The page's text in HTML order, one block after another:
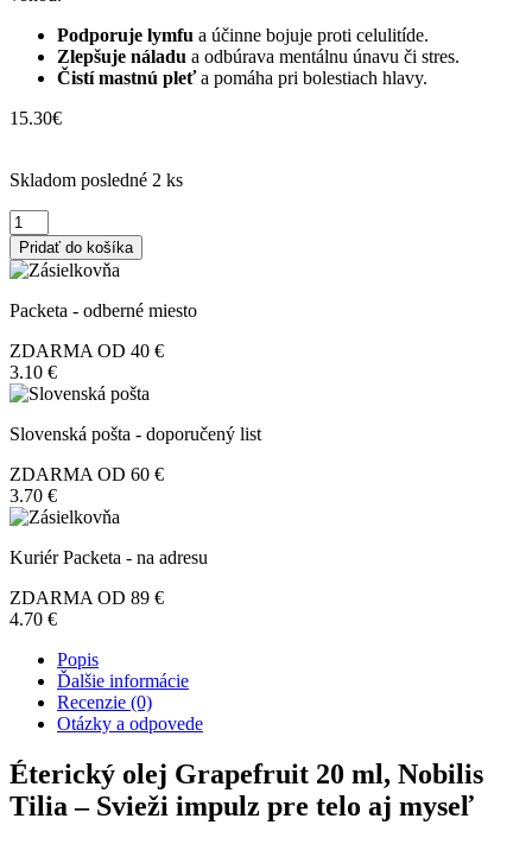
Podporuje lymfu a účinne bojuje proti celulitíde.
Zlepšuje náladu a odbúrava mentálnu únavu či stres.
Čistí mastnú pleťa pomáha pri bolestiach hlavy.
15.30€
Skladom posledné 2 ks
množstvo
Éterický
olej
Grapefruit
20
Nobilis
Tilia
Pridať do košíka
Packeta - odberné miesto
ZDARMA OD 40 €
3.10 €
Slovenská pošta - doporučený list
ZDARMA OD 60 €
3.70 €
Kuriér Packeta - na adresu
ZDARMA OD 89 €
4.70 €
Popis
Ďalšie informácie
Recenzie (0)
Otázky a odpovede
Éterický olej Grapefruit 20 ml, Nobilis
Tilia – Svieži impulz pre telo aj myseľ